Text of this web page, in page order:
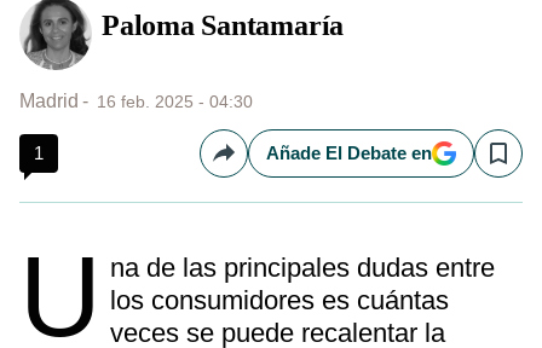
Paloma Santamaría
Madrid 16 feb. 2025 - 04:30
1 CompartirAñade El Debate en Save
U na de las principales dudas entre
los consumidores es cuántas
veces se puede recalentar la